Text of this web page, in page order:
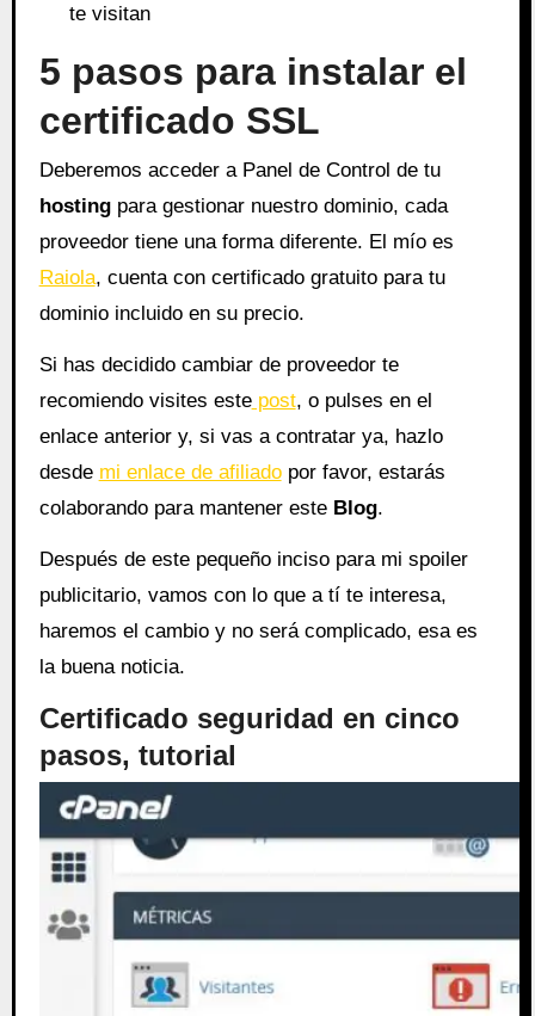
te visitan
5 pasos para instalar el
certificado SSL
Deberemos acceder a Panel de Control de tu
hostingpara gestionar nuestro dominio, cada
proveedor tiene una forma diferente. El mío es
Raiola, cuenta con certificado gratuito para tu
dominio incluido en su precio.
Si has decidido cambiar de proveedor te
recomiendo visites estepost, o pulses en el
enlace anterior y, si vas a contratar ya, hazlo
desde mi enlace de afiliadopor favor, estarás
colaborando para mantener este Blog.
Después de este pequeño inciso para mi spoiler
publicitario, vamos con lo que a tí te interesa,
haremos el cambio y no será complicado, esa es
la buena noticia.
Certificado seguridad en cinco
pasos, tutorial